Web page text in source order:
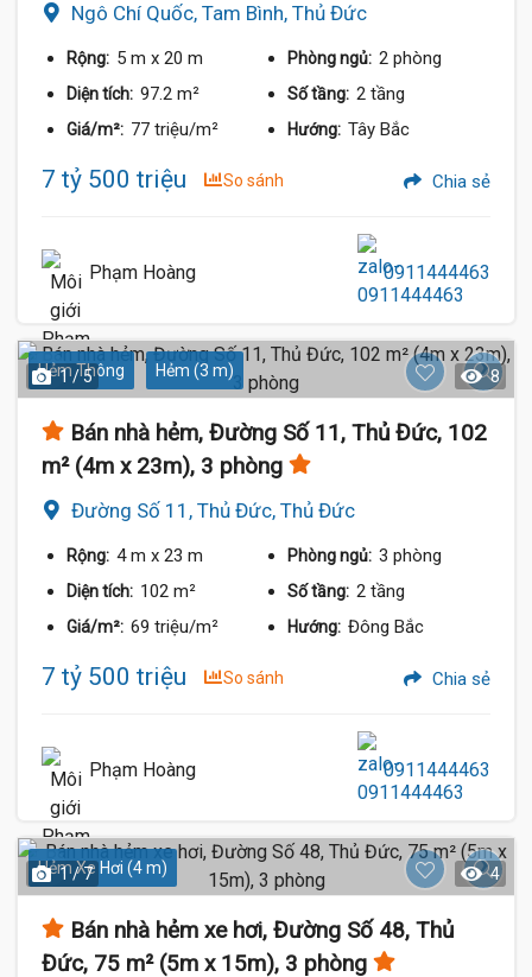
Ngô Chí Quốc, Tam Bình, Thủ Đức
Rộng: 5 m x 20 m Phòng ngủ: 2 phòng
Diện tích: 97.2 m² Số tầng: 2 tầng
Giá/m²: 77 triệu/m² Hướng: Tây Bắc
7 tỷ 500 triệu So sánh Chia sẻ
Phạm Hoàng 0911444463
Hẻm Thông Hẻm (3 m)
1 / 5 8
Bán nhà hẻm, Đường Số 11, Thủ Đức, 102
m² (4m x 23m), 3 phòng
Đường Số 11, Thủ Đức, Thủ Đức
Rộng: 4 m x 23 m Phòng ngủ: 3 phòng
Diện tích: 102 m² Số tầng: 2 tầng
Giá/m²: 69 triệu/m² Hướng: Đông Bắc
7 tỷ 500 triệu So sánh Chia sẻ
Phạm Hoàng 0911444463
Hẻm Xe Hơi (4 m)
1 / 7 4
Bán nhà hẻm xe hơi, Đường Số 48, Thủ
Đức, 75 m² (5m x 15m), 3 phòng